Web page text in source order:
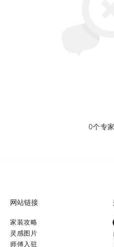
0个专
网站链接
家装攻略
灵感图片
师傅入驻